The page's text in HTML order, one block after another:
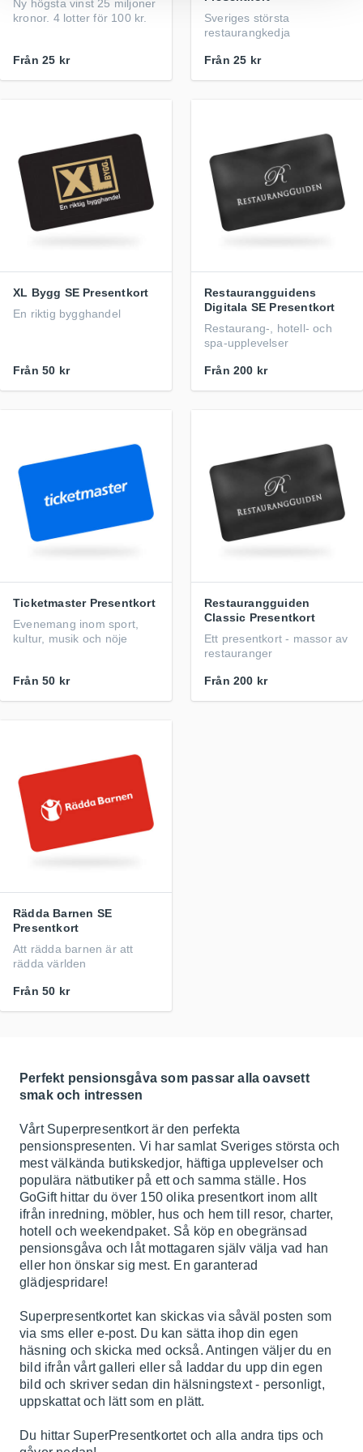
Ny högsta vinst 25 miljoner
kronor. 4 lotter för 100 kr.
Från 25 kr
Sveriges största
restaurangkedja
Från 25 kr
XL Bygg SE Presentkort
En riktig bygghandel
Från 50 kr
Restaurangguidens
Digitala SE Presentkort
Restaurang-, hotell- och
spa-upplevelser
Från 200 kr
Ticketmaster Presentkort
Evenemang inom sport,
kultur, musik och nöje
Från 50 kr
Restaurangguiden
Classic Presentkort
Ett presentkort - massor av
restauranger
Från 200 kr
Rädda Barnen SE
Presentkort
Att rädda barnen är att
rädda världen
Från 50 kr
Perfekt pensionsgåva som passar alla oavsett
smak och intressen
Vårt Superpresentkort är den perfekta
pensionspresenten. Vi har samlat Sveriges största och
mest välkända butikskedjor, häftiga upplevelser och
populära nätbutiker på ett och samma ställe. Hos
GoGift hittar du över 150 olika presentkort inom allt
ifrån inredning, möbler, hus och hem till resor, charter,
hotell och weekendpaket. Så köp en obegränsad
pensionsgåva och låt mottagaren själv välja vad han
eller hon önskar sig mest. En garanterad
glädjespridare!
Superpresentkortet kan skickas via såväl posten som
via sms eller e-post. Du kan sätta ihop din egen
häsning och skicka med också. Antingen väljer du en
bild ifrån vårt galleri eller så laddar du upp din egen
bild och skriver sedan din hälsningstext - personligt,
uppskattat och lätt som en plätt.
Du hittar SuperPresentkortet och alla andra tips och